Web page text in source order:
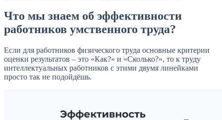
Что мы знаем об эффективности
работников умственного труда?
Если для работников физического труда основные критерии
оценки результатов – это «Как?» и «Сколько?», то к труду
интеллектуальных работников с этими двумя линейками
просто так не подойдёшь.